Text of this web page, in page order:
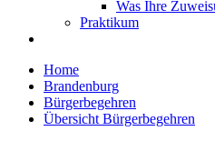
Was Ihre
Praktikum
Home
Brandenburg
Bürgerbegehren
Übersicht Bürgerbegehren